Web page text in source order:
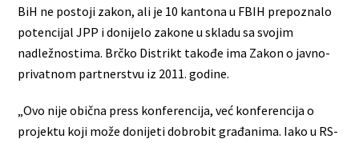
BiH ne postoji zakon, ali je 10 kantona u FBIH prepoznalo
potencijal JPP i donijelo zakone u skladu sa svojim
nadležnostima. Brčko Distrikt takođe ima Zakon o javno-
privatnom partnerstvu iz 2011. godine.
„Ovo nije obična press konferencija, već konferencija o
projektu koji može donijeti dobrobit građanima. Iako u RS-